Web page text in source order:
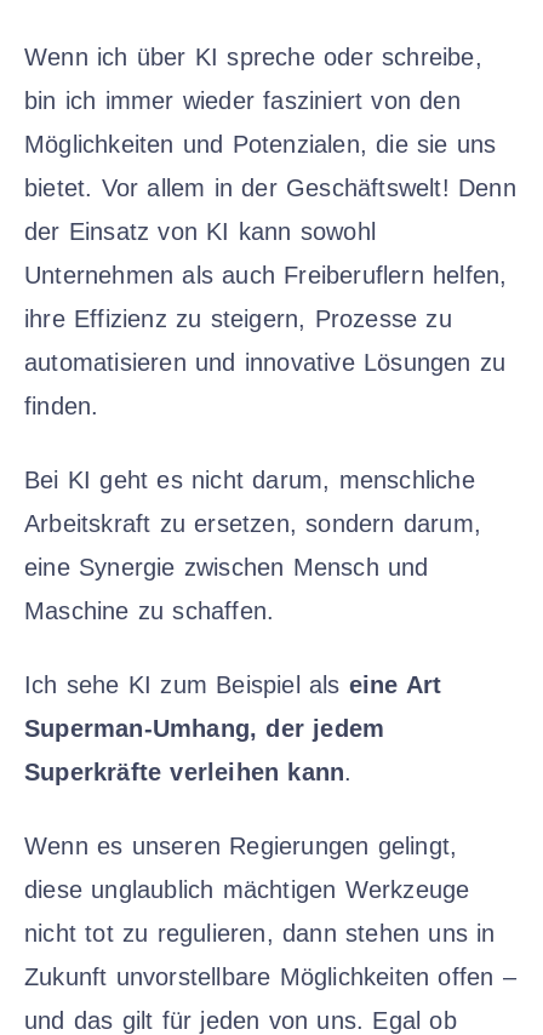
Wenn ich über KI spreche oder schreibe,
bin ich immer wieder fasziniert von den
Möglichkeiten und Potenzialen, die sie uns
bietet. Vor allem in der Geschäftswelt! Denn
der Einsatz von KI kann sowohl
Unternehmen als auch Freiberuflern helfen,
ihre Effizienz zu steigern, Prozesse zu
automatisieren und innovative Lösungen zu
finden.
Bei KI geht es nicht darum, menschliche
Arbeitskraft zu ersetzen, sondern darum,
eine Synergie zwischen Mensch und
Maschine zu schaffen.
Ich sehe KI zum Beispiel als eine Art
Superman-Umhang, der jedem
Superkräfte verleihen kann.
Wenn es unseren Regierungen gelingt,
diese unglaublich mächtigen Werkzeuge
nicht tot zu regulieren, dann stehen uns in
Zukunft unvorstellbare Möglichkeiten offen –
und das gilt für jeden von uns. Egal ob